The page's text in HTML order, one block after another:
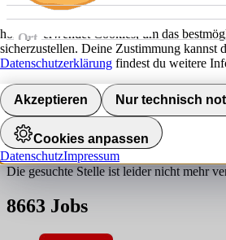
Ort
Umkreis
Jobs finden
Job nicht gefunden!
Die gesuchte Stelle ist leider nicht mehr
8663 Jobs
hokify verwendet Cookies, um das
sicherzustellen. Deine Zustimmung kannst
Datenschutzerklärung findest du weitere
Akzeptieren Nur technisch
Cookies anpassen
DatenschutzImpressum